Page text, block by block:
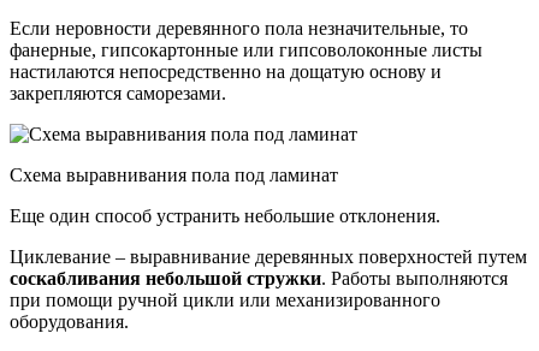
Если неровности деревянного пола незначительные, то
фанерные, гипсокартонные или гипсоволоконные листы
настилаются непосредственно на дощатую основу и
закрепляются саморезами.
Схема выравнивания пола под ламинат
Еще один способ устранить небольшие отклонения.
Циклевание – выравнивание деревянных поверхностей путем
соскабливания небольшой стружки. Работы выполняются
при помощи ручной цикли или механизированного
оборудования.